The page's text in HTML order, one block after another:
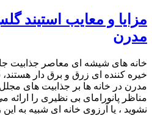
مزایا و معایب استیند
مدرن
خانه های شیشه ای معاصر جذابیت
خیره کننده ای زرق و برق دار
مدرن در خانه ها بر جذابیت های
مناظر پانورامای بی نظیری را
نشوید ، یا آرزوی خانه ای شبیه به